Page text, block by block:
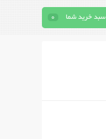
سبد خرید شما 0